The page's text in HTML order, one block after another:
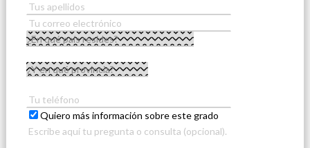
Quiero más información sobre este grado